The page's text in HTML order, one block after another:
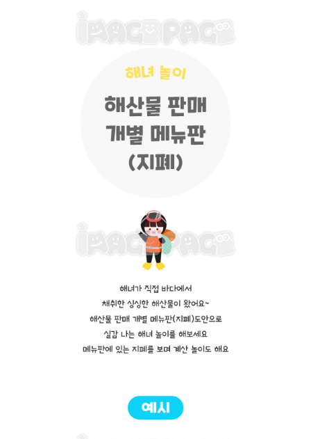
태그 : 해산물판매메뉴판, 제주도, 제주, 해녀, 해녀놀이, 바다, 바닷가, 잠수, 섬, 휴양지, 휴
추가 설명 : 해당 상품에 대한 상세 정보는 이미지로 제공됩니다.